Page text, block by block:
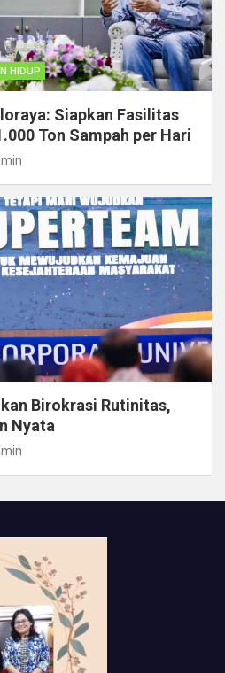
HIDUP
Siapkan Fasilitas
Ton Sampah per Hari
Birokrasi Rutinitas,
Nyata